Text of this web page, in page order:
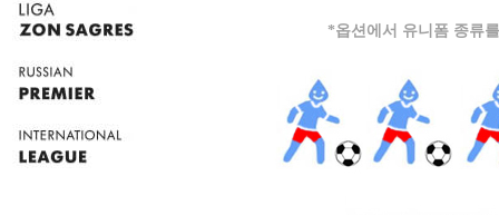
*옵션에서 유니폼 종류